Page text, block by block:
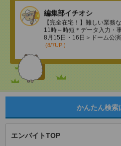
編集部イチオシ
【完全在宅！】難しい業務
11時～時短＊データ入力・
8月15日・16日＞ドーム公
(8/7UP!)
かんたん検索
エンバイトTOP